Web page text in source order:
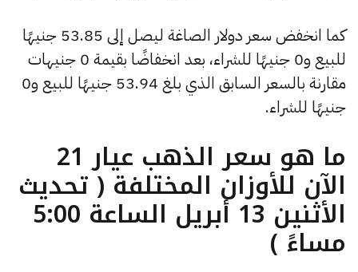
كما انخفض سعر دولار الصاغة ليصل إلى 53.85 جنيهًا
للبيع و0 جنيهًا للشراء، بعد انخفاضًا بقيمة 0 جنيهات
مقارنة بالسعر السابق الذي بلغ 53.94 جنيهًا للبيع و0
جنيهًا للشراء.
ما هو سعر الذهب عيار 21
الآن للأوزان المختلفة ( تحديث
الأثنين 13 أبريل الساعة 5:00
مساءً )